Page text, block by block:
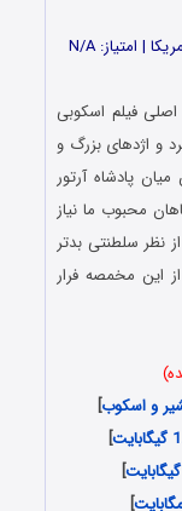
فیلم اسکوبی
و اژدهای بزرگ و
پادشاه آرتور
محبوب ما نیاز
نظر سلطنتی بدتر
این مخمصه فرار
و اسکوب]
]
]
]